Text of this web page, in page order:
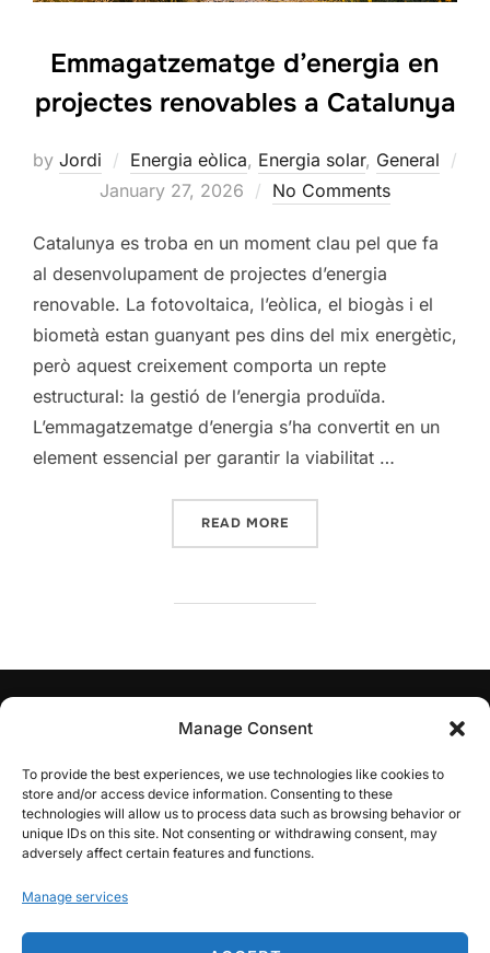
Manage Consent
To provide the best experiences, we use technologies like cookies to
store and/or access device information. Consenting to these
technologies will allow us to process data such as browsing behavior or
unique IDs on this site. Not consenting or withdrawing consent, may
adversely affect certain features and functions.
Manage services
Emmagatzematge d’energia en
projectes renovables a Catalunya
by Jordi Energia eòlica, Energia solar, General
Posted
January 27, 2026 No Comments
Catalunya es troba en un moment clau pel que fa
al desenvolupament de projectes d’energia
renovable. La fotovoltaica, l’eòlica, el biogàs i el
biometà estan guanyant pes dins del mix energètic,
però aquest creixement comporta un repte
estructural: la gestió de l’energia produïda.
L’emmagatzematge d’energia s’ha convertit en un
element essencial per garantir la viabilitat …
READ MORE
privada i independent que no forma part ni està vinculada
Catalunya ni amb el Pla Territorial Sectorial d’Energies
Renovables (PLATER).
Avís legal